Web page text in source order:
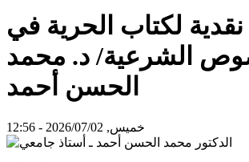
لكتاب الحرية في
الشرعية/ د. محمد
الحسن أحمد
خميس, 2026/07/02 - 12:56